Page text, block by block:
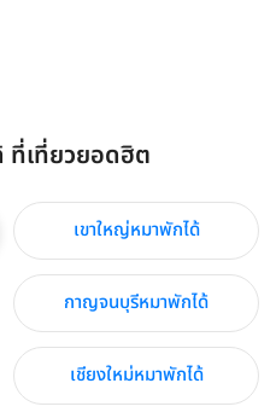
ที่เที่ยวยอดฮิต
เขาใหญ่หมาพักได้
กาญจนบุรีหมาพักได้
เชียงใหม่หมาพักได้